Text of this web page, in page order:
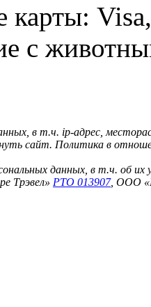
карты:
с
в т.ч. ip-адрес,
сайт. Политика в
данных, в т.ч. об их
Трэвел» РТО 013907, ООО